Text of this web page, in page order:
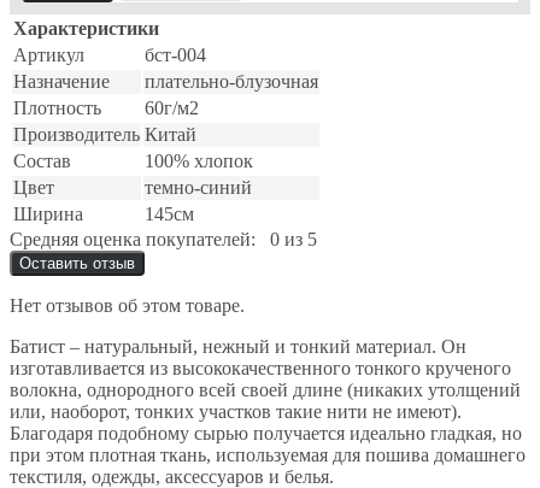
Характеристики
Артикул
бст-004
Назначение
плательно-блузочная
Плотность
60г/м2
Производитель Китай
Состав
100% хлопок
Цвет
темно-синий
Ширина
145см
Средняя оценка покупателей:
0 из 5
Оставить отзыв
Нет отзывов об этом товаре.
Батист – натуральный, нежный и тонкий материал. Он
изготавливается из высококачественного тонкого крученого
волокна, однородного всей своей длине (никаких утолщений
или, наоборот, тонких участков такие нити не имеют).
Благодаря подобному сырью получается идеально гладкая, но
при этом плотная ткань, используемая для пошива домашнего
текстиля, одежды, аксессуаров и белья.